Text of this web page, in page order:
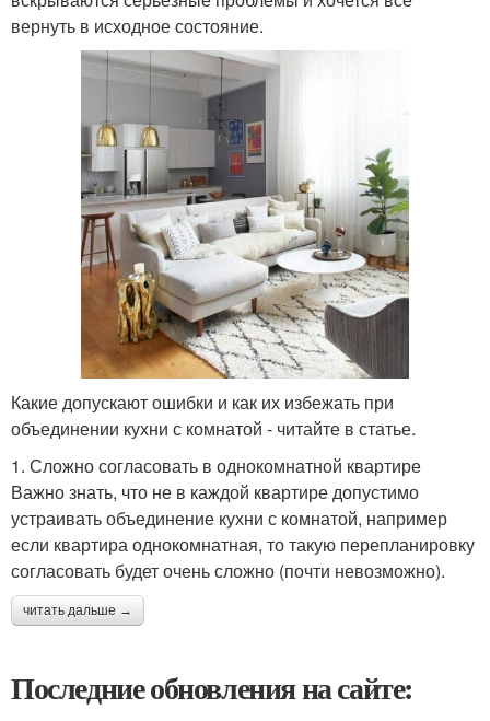
вернуть в исходное состояние.
Какие допускают ошибки и как их избежать при
объединении кухни с комнатой - читайте в статье.
1. Сложно согласовать в однокомнатной квартире
Важно знать, что не в каждой квартире допустимо
устраивать объединение кухни с комнатой, например
если квартира однокомнатная, то такую перепланировку
согласовать будет очень сложно (почти невозможно).
читать дальше →
Последние обновления на сайте: